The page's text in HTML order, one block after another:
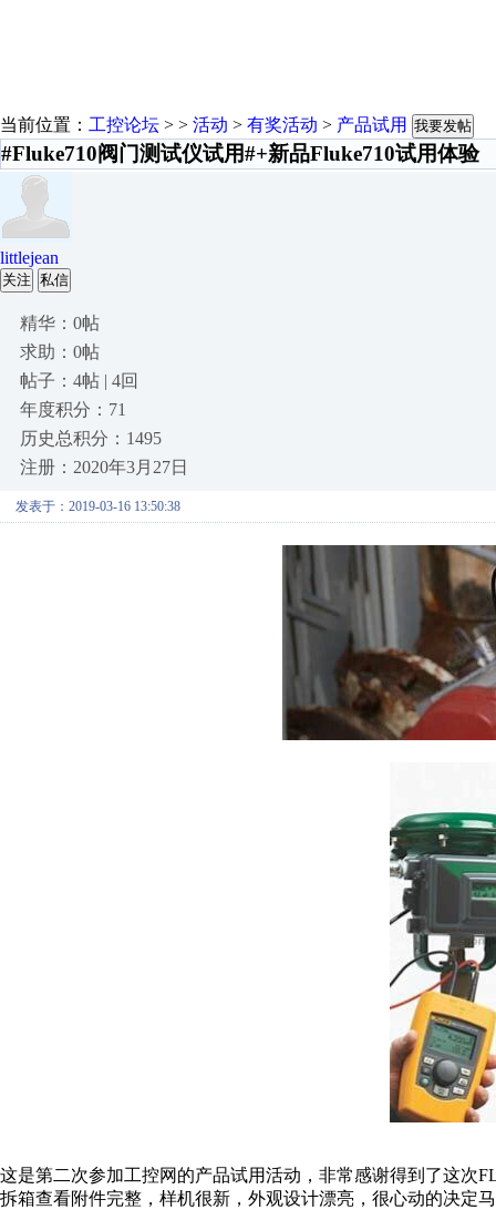
当前位置： 工控论坛 > > 活动 > 有奖活动 > 产品试用 我要发帖
#Fluke710阀门测试仪试用#+新品Fluke710试用体验
littlejean
关注 私信
精华：0帖
求助：0帖
帖子：4帖 | 4回
年度积分：71
历史总积分：1495
注册：2020年3月27日
发表于：2019-03-16 13:50:38
这是第二次参加工控网的产品试用活动，非常感谢得到了这次
拆箱查看附件完整，样机很新，外观设计漂亮，很心动的决定